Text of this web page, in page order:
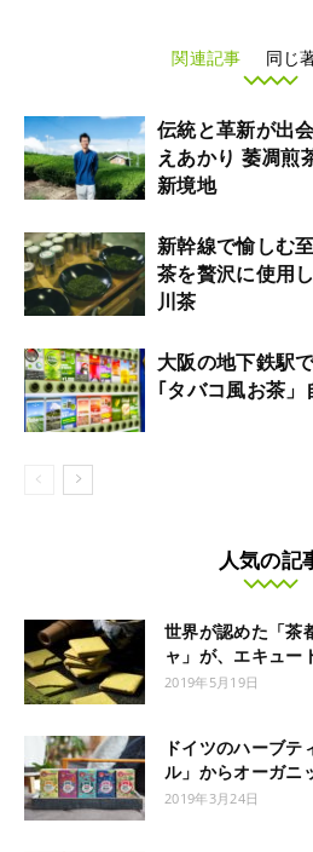
関連記事 同じ
伝統と革新が出
えあかり 萎凋煎
新境地
新幹線で愉しむ
茶を贅沢に使用
川茶
大阪の地下鉄駅
｢タバコ風お茶
人気の記
世界が認めた「茶
ャ」が、エキュー
2019年5月19日
ドイツのハーブテ
ル」からオーガニ
2019年3月24日